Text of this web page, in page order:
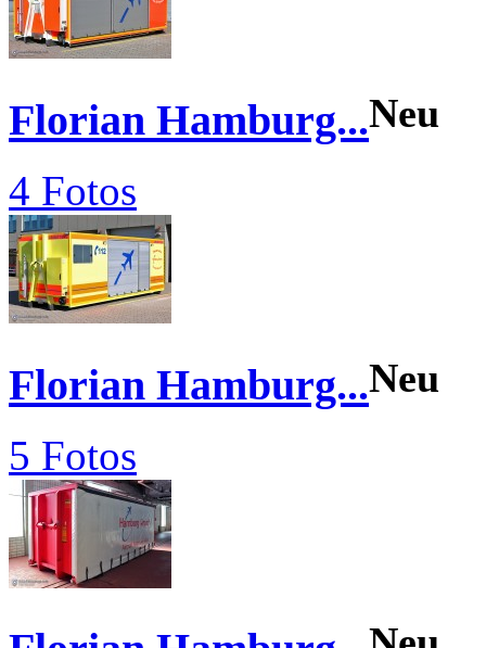
Florian Hamburg...Neu
4 Fotos
Florian Hamburg...Neu
5 Fotos